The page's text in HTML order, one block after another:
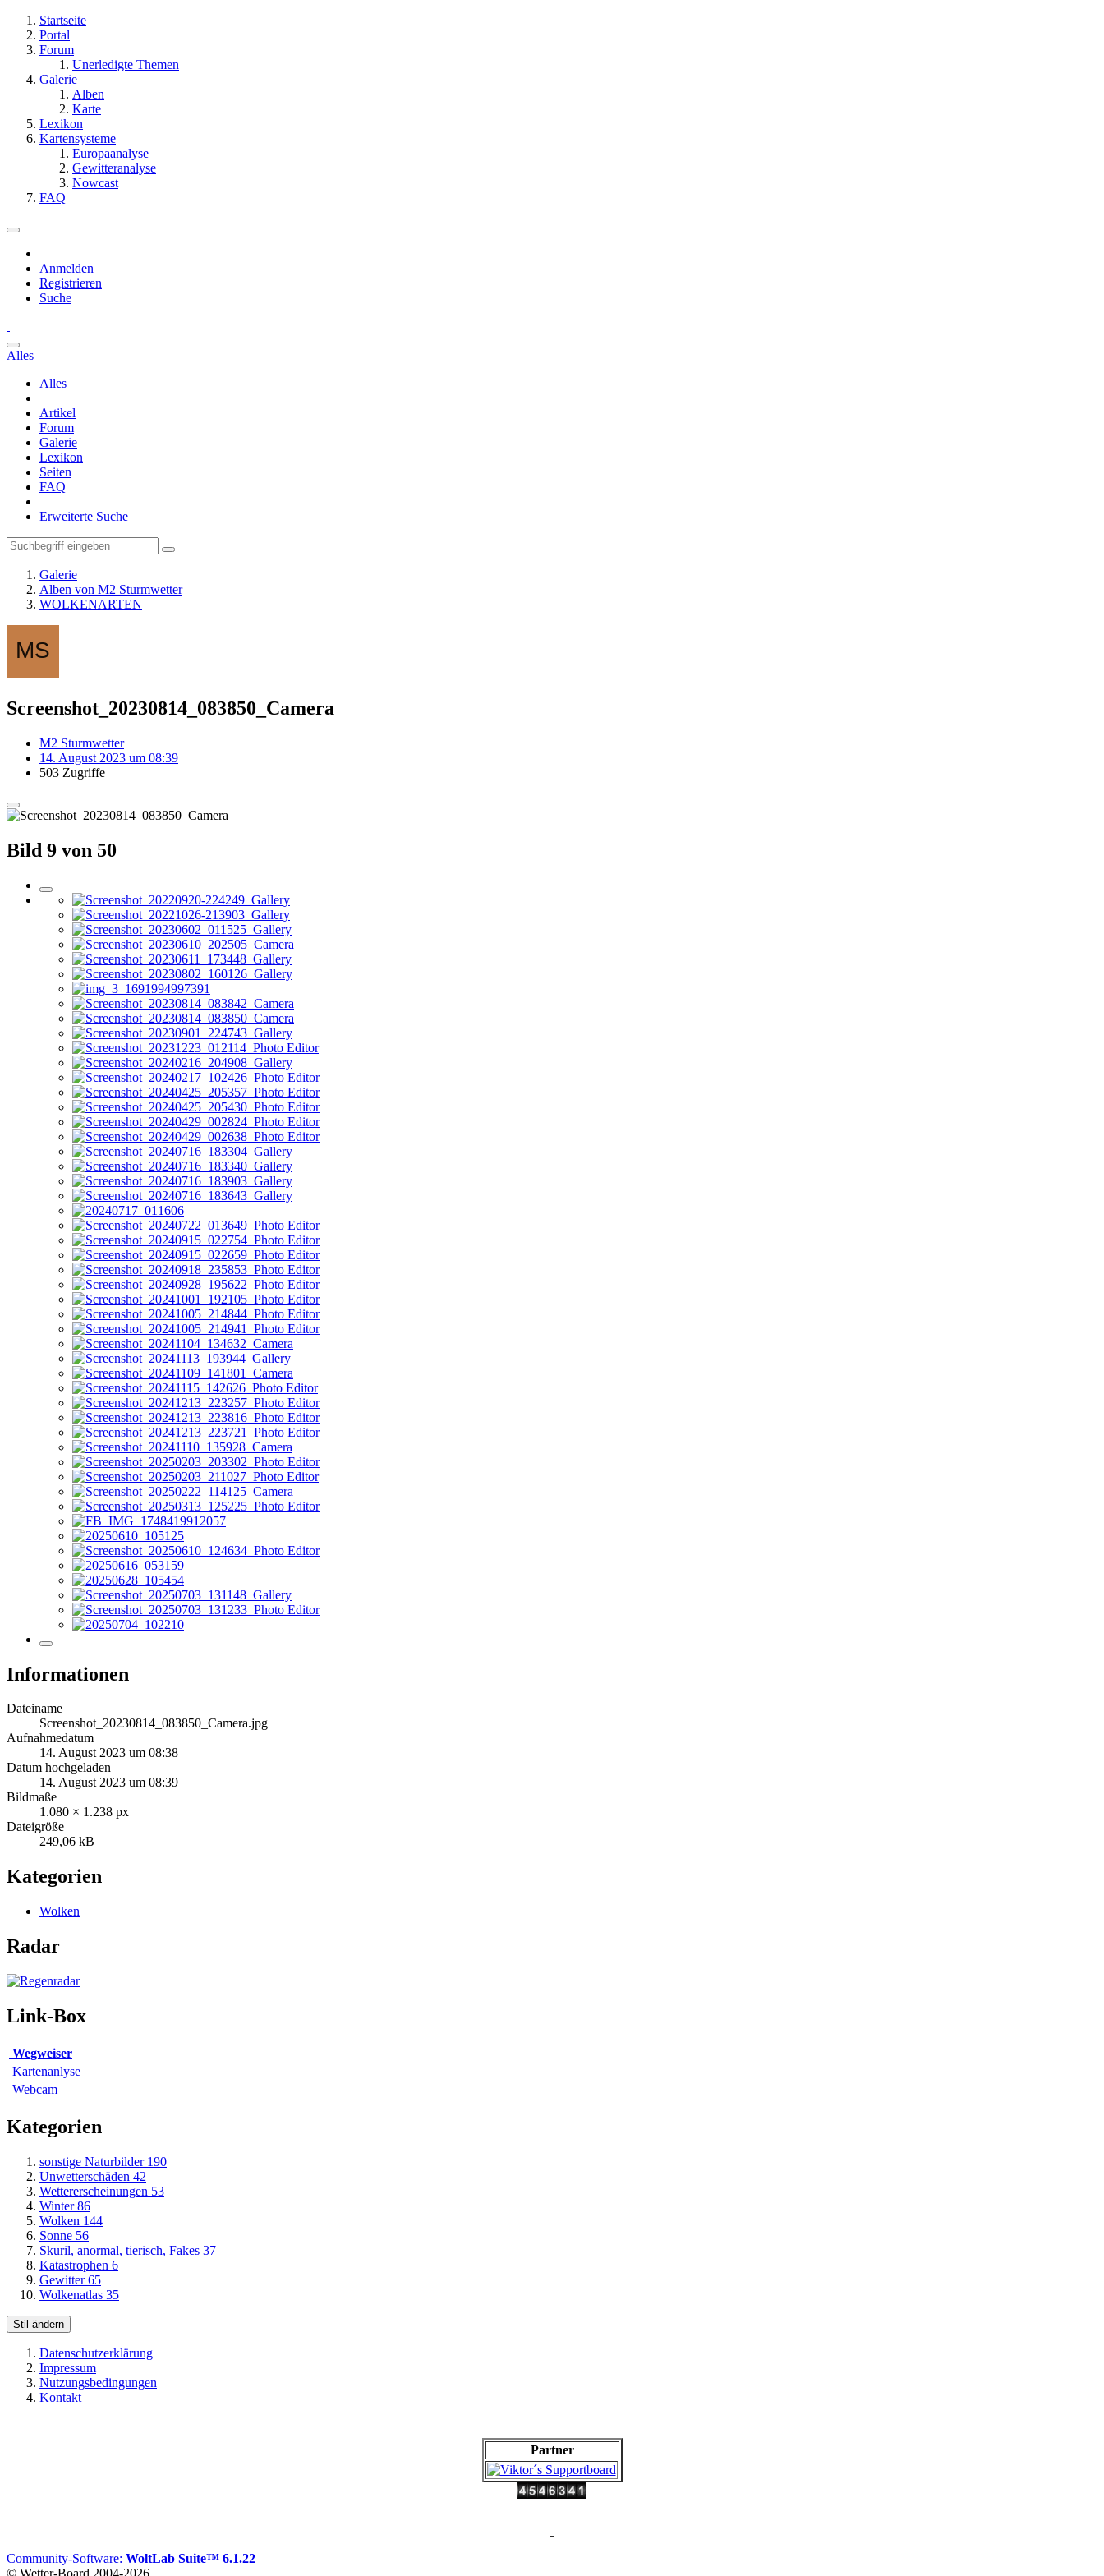
Startseite
Portal
Forum
Unerledigte Themen
Galerie
Alben
Karte
Lexikon
Kartensysteme
Europaanalyse
Gewitteranalyse
Nowcast
FAQ
Anmelden
Registrieren
Suche
Alles
Alles
Artikel
Forum
Galerie
Lexikon
Seiten
FAQ
Erweiterte Suche
Galerie
Alben von M2 Sturmwetter
WOLKENARTEN
Screenshot_20230814_083850_Camera
M2 Sturmwetter
14. August 2023 um 08:39
503 Zugriffe
Bild 9 von 50
Informationen
Dateiname
Screenshot_20230814_083850_Camera.jpg
Aufnahmedatum
14. August 2023 um 08:38
Datum hochgeladen
14. August 2023 um 08:39
Bildmaße
1.080 × 1.238 px
Dateigröße
249,06 kB
Kategorien
Wolken
Radar
Link-Box
Wegweiser
Kartenanlyse
Webcam
Kategorien
sonstige Naturbilder 190
Unwetterschäden 42
Wettererscheinungen 53
Winter 86
Wolken 144
Sonne 56
Skuril, anormal, tierisch, Fakes 37
Katastrophen 6
Gewitter 65
Wolkenatlas 35
Stil ändern
Datenschutzerklärung
Impressum
Nutzungsbedingungen
Kontakt
Partner
Community-Software: WoltLab Suite™ 6.1.22
© Wetter-Board 2004-2026